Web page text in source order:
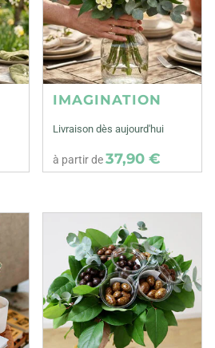
IMAGINATION
Livraison dès aujourd'hui
à partir de37,90 €